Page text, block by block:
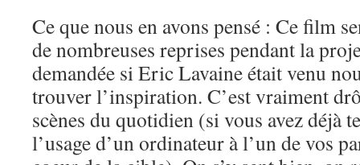
Ce que nous en avons pensé : Ce film
de nombreuses reprises pendant la
demandée si Eric Lavaine était venu
trouver l’inspiration. C’est vraiment
scènes du quotidien (si vous avez déjà
l’usage d’un ordinateur à l’un de vos